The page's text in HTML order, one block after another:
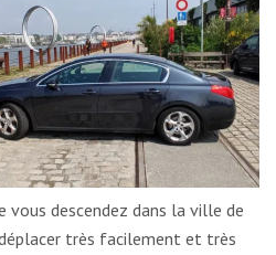
vous descendez dans la ville de
très facilement et très